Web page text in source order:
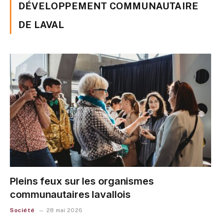
DÉVELOPPEMENT COMMUNAUTAIRE
DE LAVAL
Pleins feux sur les organismes
communautaires lavallois
Société 28 mai 2026